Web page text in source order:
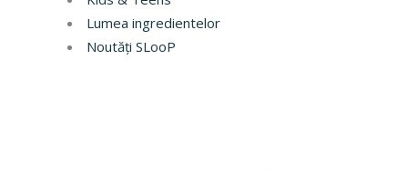
Lumea ingredientelor
Noutăți SLooP